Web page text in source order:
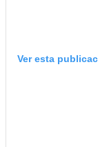
Ver esta